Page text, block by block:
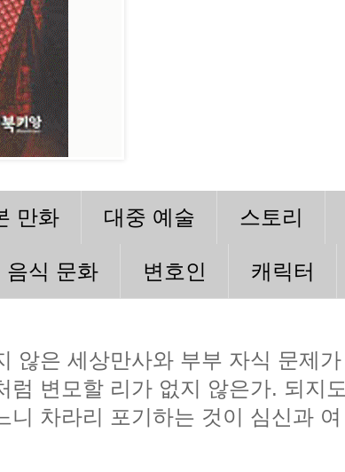
만화 대중 예술 스토리
음식 문화 변호인 캐릭터
않은 세상만사와 부부 자식 문제가
럼 변모할 리가 없지 않은가. 되지도
니 차라리 포기하는 것이 심신과 여